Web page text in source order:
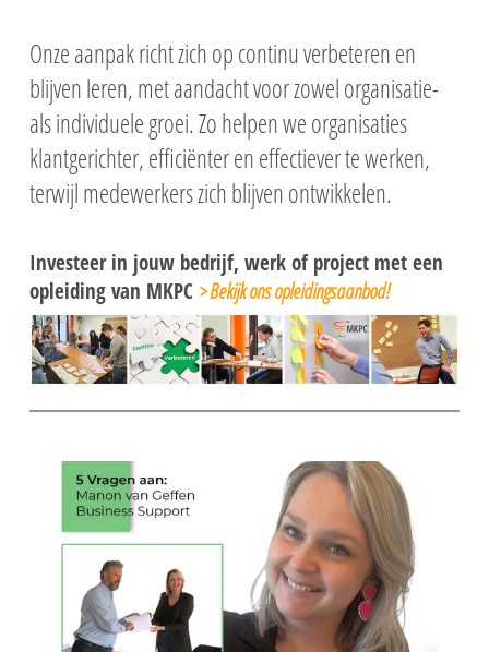
Onze aanpak richt zich op continu verbeteren en
blijven leren, met aandacht voor zowel organisatie-
als individuele groei. Zo helpen we organisaties
klantgerichter, efficiënter en effectiever te werken,
terwijl medewerkers zich blijven ontwikkelen.
Investeer in jouw bedrijf, werk of project met een
opleiding van MKPC > Bekijk ons opleidingsaanbod!
Opleidingsagenda